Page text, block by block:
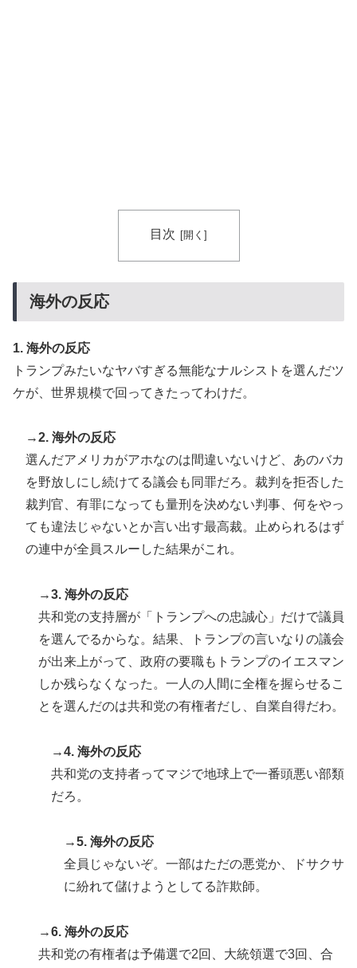
目次
海外の反応
1. 海外の反応
トランプみたいなヤバすぎる無能なナルシストを選んだツ
ケが、世界規模で回ってきたってわけだ。
→2. 海外の反応
選んだアメリカがアホなのは間違いないけど、あのバカ
を野放しにし続けてる議会も同罪だろ。裁判を拒否した
裁判官、有罪になっても量刑を決めない判事、何をやっ
ても違法じゃないとか言い出す最高裁。止められるはず
の連中が全員スルーした結果がこれ。
→3. 海外の反応
共和党の支持層が「トランプへの忠誠心」だけで議員
を選んでるからな。結果、トランプの言いなりの議会
が出来上がって、政府の要職もトランプのイエスマン
しか残らなくなった。一人の人間に全権を握らせるこ
とを選んだのは共和党の有権者だし、自業自得だわ。
→4. 海外の反応
共和党の支持者ってマジで地球上で一番頭悪い部類
だろ。
→5. 海外の反応
全員じゃないぞ。一部はただの悪党か、ドサクサ
に紛れて儲けようとしてる詐欺師。
→6. 海外の反応
共和党の有権者は予備選で2回、大統領選で3回、合